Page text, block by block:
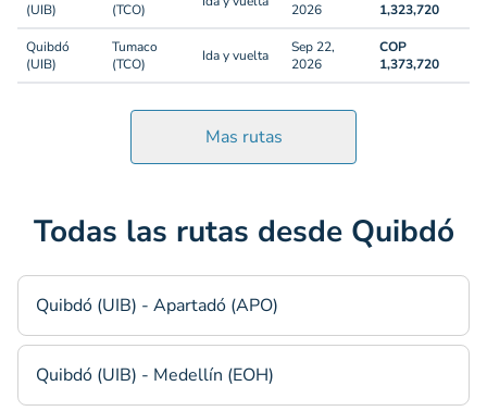
(UIB)
(TCO)
2026
1,323,720
Quibdó
(UIB)
Tumaco
(TCO)
Ida y vuelta
Sep 22,
2026
COP
1,373,720
Mas rutas
Todas las rutas desde Quibdó
Quibdó (UIB) - Apartadó (APO)
Quibdó (UIB) - Medellín (EOH)